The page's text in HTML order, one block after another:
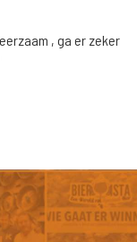
, ga er zeker